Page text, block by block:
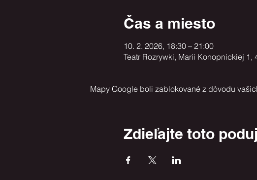
Čas a miesto
10. 2. 2026, 18:30 – 21:00
Teatr Rozrywki, Marii Konopnickiej 1,
Mapy Google boli zablokované z dôvodu
Zdieľajte toto